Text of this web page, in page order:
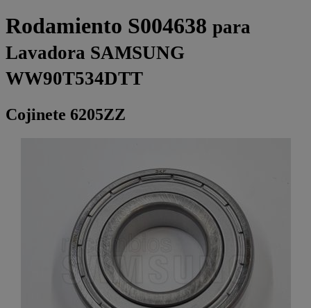
Rodamiento S004638 para
Lavadora SAMSUNG
WW90T534DTT
Cojinete 6205ZZ